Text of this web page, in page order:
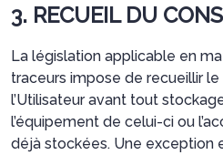
3. RECUEIL DU
La législation applicable en
traceurs impose de recueillir
l’Utilisateur avant tout
l’équipement de celui-ci ou
déjà stockées. Une exception